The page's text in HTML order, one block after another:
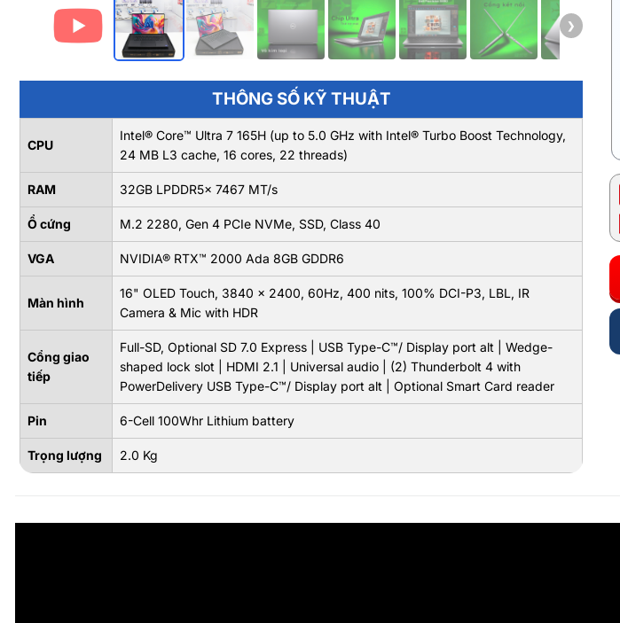
❯
THÔNG SỐ KỸ THUẬT
CPU
Intel® Core™ Ultra 7 165H (up to 5.0 GHz with Intel® Turbo Boost Technology,
24 MB L3 cache, 16 cores, 22 threads)
RAM 32GB LPDDR5x 7467 MT/s
Ổ cứng M.2 2280, Gen 4 PCIe NVMe, SSD, Class 40
VGA NVIDIA® RTX™ 2000 Ada 8GB GDDR6
Màn hình
16" OLED Touch, 3840 x 2400, 60Hz, 400 nits, 100% DCI-P3, LBL, IR
Camera & Mic with HDR
Cổng giao
tiếp
Full-SD, Optional SD 7.0 Express | USB Type-C™/ Display port alt | Wedge-
shaped lock slot | HDMI 2.1 | Universal audio | (2) Thunderbolt 4 with
PowerDelivery USB Type-C™/ Display port alt | Optional Smart Card reader
Pin 6-Cell 100Whr Lithium battery
Trọng lượng 2.0 Kg